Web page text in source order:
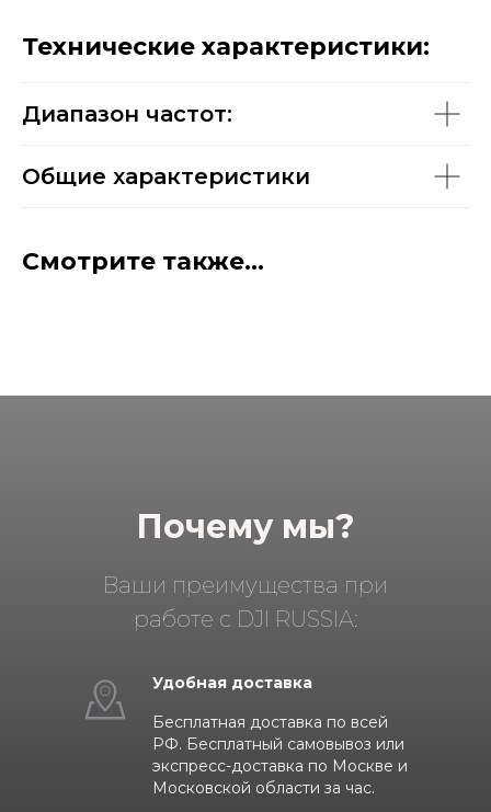
Технические характеристики:
Диапазон частот:
Общие характеристики
Смотрите также...
Почему мы?
Ваши преимущества при
работе с DJI RUSSIA:
Удобная доставка
Бесплатная доставка по всей
РФ. Бесплатный самовывоз или
экспресс-доставка по Москве и
Московской области за час.